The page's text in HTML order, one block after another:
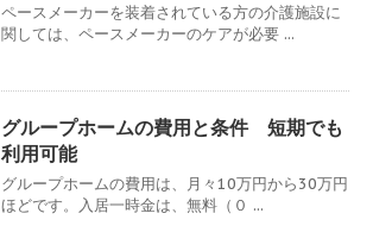
ペースメーカーを装着されている方の介護施設に
関しては、ペースメーカーのケアが必要 ...
グループホームの費用と条件 短期でも
利用可能
グループホームの費用は、月々10万円から30万円
ほどです。入居一時金は、無料（０ ...